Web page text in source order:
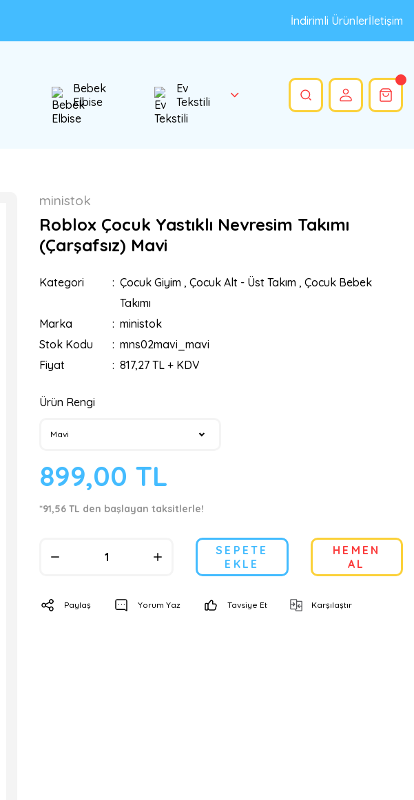
İndirimli Ürünlerİletişim
Bebek
Elbise
Ev
Tekstili
ministok
Roblox Çocuk Yastıklı Nevresim Takımı
(Çarşafsız) Mavi
Kategori Çocuk Giyim , Çocuk Alt - Üst Takım , Çocuk Bebek
Takımı
Marka
ministok
Stok Kodu
mns02mavi_mavi
Fiyat
817,27 TL + KDV
Ürün Rengi
899,00 TL
*91,56 TL den başlayan taksitlerle!
SEPETE
EKLE
HEMEN
AL
Paylaş Yorum Yaz Tavsiye Et Karşılaştır